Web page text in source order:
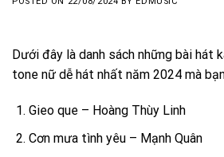
Dưới đây là danh sách những bài hát
tone nữ dễ hát nhất năm 2024 mà
Gieo que – Hoàng Thùy Linh
Cơn mưa tình yêu – Mạnh Quân